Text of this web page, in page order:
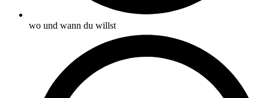
wo und wann du willst